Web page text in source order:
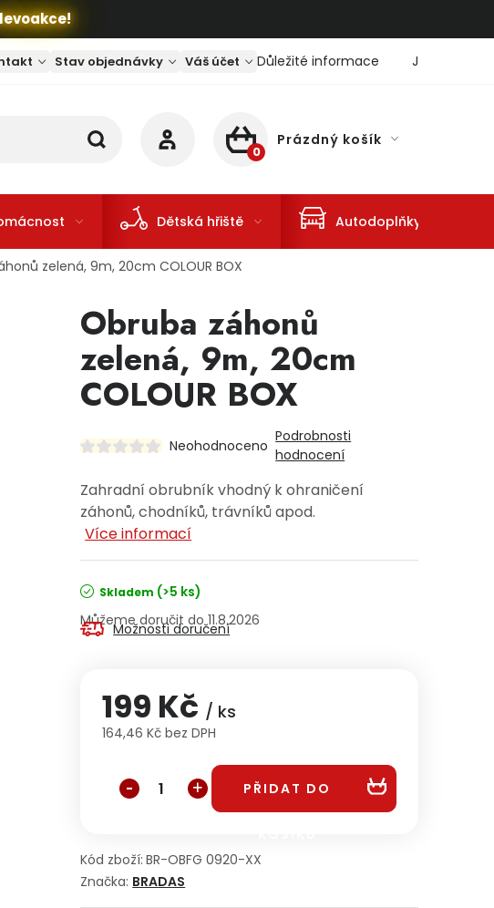
Stav objednávky Váš účet Důležité informace Jaký je
NÁKUPNÍ KOŠÍK
Prázdný košík
Dětská hřiště Autodoplňky
zelená, 9m, 20cm COLOUR BOX
Obruba záhonů
zelená, 9m, 20cm
COLOUR BOX
Neohodnoceno
Podrobnosti
hodnocení
Zahradní obrubník vhodný k ohraničení
záhonů, chodníků, trávníků apod.
Více informací
Skladem (>5 ks)
11.8.2026
Možnosti doručení
199 Kč / ks
164,46 Kč bez DPH
PŘIDAT DO
Kód zboží: BR-OBFG 0920-XX
Značka: BRADAS